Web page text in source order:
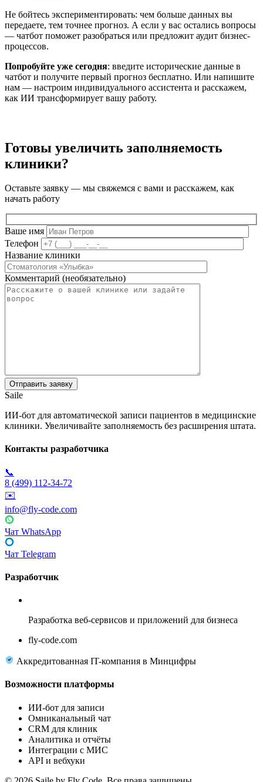
Не бойтесь экспериментировать: чем больше данных вы
передаете, тем точнее прогноз. А если у вас остались вопросы
— чатбот поможет разобраться или предложит аудит бизнес-
процессов.
Попробуйте уже сегодня: введите исторические данные в
чатбот и получите первый прогноз бесплатно. Или напишите
нам — настроим индивидуального ассистента и расскажем,
как ИИ трансформирует вашу работу.
Готовы увеличить заполняемость
клиники?
Оставьте заявку — мы свяжемся с вами и расскажем, как
начать работу
Ваше имя
Телефон
Название клиники
Комментарий (необязательно)
Saile
ИИ-бот для автоматической записи пациентов в медицинские
клиники. Увеличивайте заполняемость без расширения штата.
Контакты разработчика
📞
8 (499) 112-34-72
✉️
info@fly-code.com
Чат WhatsApp
Чат Telegram
Разработчик
Разработка веб-сервисов и приложений для бизнеса
fly-code.com
Аккредитованная IT-компания в Минцифры
Возможности платформы
ИИ-бот для записи
Омниканальный чат
CRM для клиник
Аналитика и отчёты
Интеграции с МИС
API и вебхуки